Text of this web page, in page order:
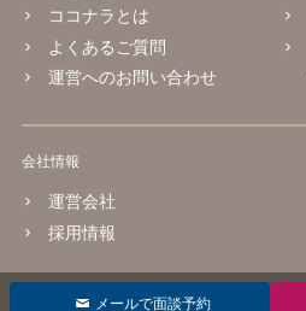
メールで面談予約
ココナラとは
よくあるご質問
運営へのお問い合わせ
会社情報
運営会社
採用情報